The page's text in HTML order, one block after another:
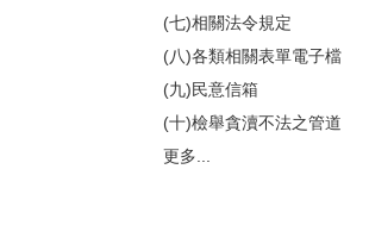
(七)相關法令規定
(八)各類相關表單電子檔
(九)民意信箱
(十)檢舉貪瀆不法之管道
更多...